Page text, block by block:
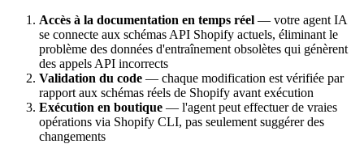
Accès à la documentation en temps réel — votre agent IA
se connecte aux schémas API Shopify actuels, éliminant le
problème des données d'entraînement obsolètes qui génèrent
des appels API incorrects
Validation du code — chaque modification est vérifiée par
rapport aux schémas réels de Shopify avant exécution
Exécution en boutique — l'agent peut effectuer de vraies
opérations via Shopify CLI, pas seulement suggérer des
changements